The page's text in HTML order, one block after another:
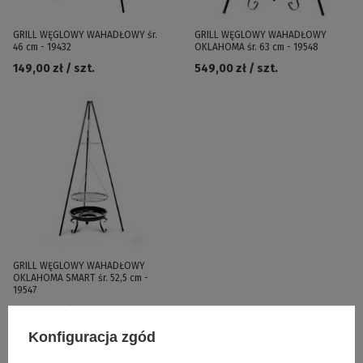
GRILL WĘGLOWY WAHADŁOWY śr.
46 cm - 19432
149,00 zł / szt.
GRILL WĘGLOWY WAHADŁOWY
OKLAHOMA śr. 63 cm - 19548
549,00 zł / szt.
GRILL WĘGLOWY WAHADŁOWY
OKLAHOMA SMART śr. 52,5 cm -
19547
Konfiguracja zgód